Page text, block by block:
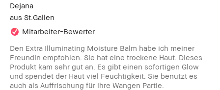
Dejana
aus St.Gallen
Mitarbeiter-Bewerter
Den Extra Illuminating Moisture Balm habe ich meiner
Freundin empfohlen. Sie hat eine trockene Haut. Dieses
Produkt kam sehr gut an. Es gibt einen sofortigen Glow
und spendet der Haut viel Feuchtigkeit. Sie benutzt es
auch als Auffrischung für ihre Wangen Partie.